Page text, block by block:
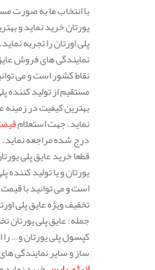
با انتخاب ما به صورت
یورتان خرید نماید و
پلی اورتان را تجربه
نمایندگی های فروش
نقاط کشور است و می
مستقیم از تولید کننده
بهترین کیفیت در زمینه
نماید. جهت استعلام
درج شده مراجعه نماید.
قطعا خرید عایق پلی
یورتان و یا تولید کننده
است و می توانید با
تخفیف ویژه عایق پلی
جمله: عایق پلی یورتان
کپسول پلی یورتان و… را
ساز و سایر نمایندگی